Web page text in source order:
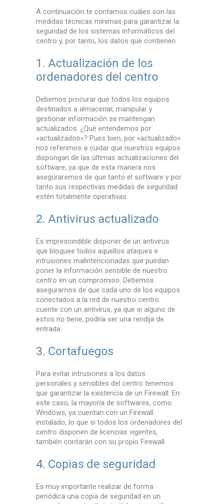
A continuación te contamos cuáles son las
medidas técnicas mínimas para garantizar la
seguridad de los sistemas informáticos del
centro y, por tanto, los datos que contienen.
1. Actualización de los
ordenadores del centro
Debemos procurar que todos los equipos
destinados a almacenar, manipular y
gestionar información se mantengan
actualizados. ¿Qué entendemos por
«actualizados»? Pues bien, por «actualizado»
nos referimos a cuidar que nuestros equipos
dispongan de las últimas actualizaciones del
software, ya que de esta manera nos
aseguraremos de que tanto el software y por
tanto sus respectivas medidas de seguridad
estén totalmente operativas.
2. Antivirus actualizado
Es imprescindible disponer de un antivirus
que bloquee todos aquellos ataques e
intrusiones malintencionadas que puedan
poner la información sensible de nuestro
centro en un compromiso. Debemos
asegurarnos de que cada uno de los equipos
conectados a la red de nuestro centro
cuente con un antivirus, ya que si alguno de
estos no tiene, podría ser una rendija de
entrada.
3. Cortafuegos
Para evitar intrusiones a los datos
personales y sensibles del centro tenemos
que garantizar la existencia de un Firewall. En
este caso, la mayoría de softwares, como
Windows, ya cuentan con un Firewall
instalado, lo que si todos los ordenadores del
centro disponen de licencias vigentes,
también contarán con su propio Firewall.
4. Copias de seguridad
Es muy importante realizar de forma
periódica una copia de seguridad en un